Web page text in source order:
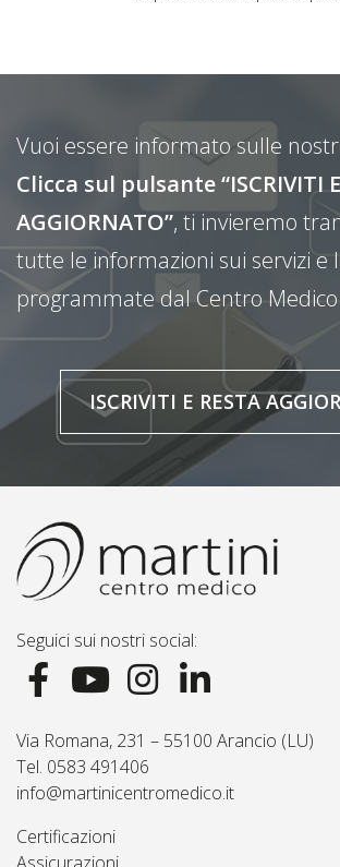
Vuoi essere informato sulle
Clicca sul pulsante “ISCRIVITI
AGGIORNATO”, ti invieremo
tutte le informazioni sui servizi e
programmate dal Centro Medico.
ISCRIVITI E RESTA
Seguici sui nostri social:
Via Romana, 231 – 55100 Arancio (LU)
Tel. 0583 491406
info@martinicentromedico.it
Certificazioni